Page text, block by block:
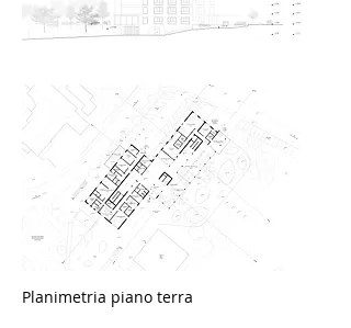
Planimetria piano terra